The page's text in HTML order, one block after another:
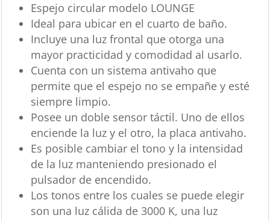
Espejo circular modelo LOUNGE
Ideal para ubicar en el cuarto de baño.
Incluye una luz frontal que otorga una
mayor practicidad y comodidad al usarlo.
Cuenta con un sistema antivaho que
permite que el espejo no se empañe y esté
siempre limpio.
Posee un doble sensor táctil. Uno de ellos
enciende la luz y el otro, la placa antivaho.
Es posible cambiar el tono y la intensidad
de la luz manteniendo presionado el
pulsador de encendido.
Los tonos entre los cuales se puede elegir
son una luz cálida de 3000 K, una luz